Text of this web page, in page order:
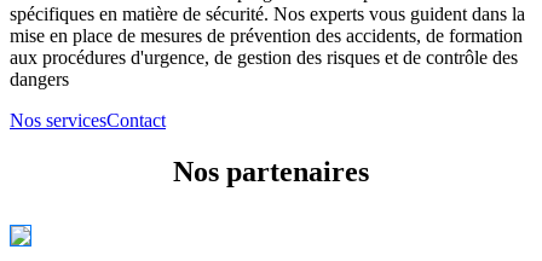
spécifiques en matière de sécurité. Nos experts vous guident dans la
mise en place de mesures de prévention des accidents, de formation
aux procédures d'urgence, de gestion des risques et de contrôle des
dangers
Nos servicesContact
Nos partenaires